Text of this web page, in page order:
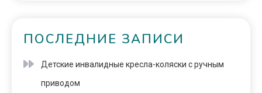
ПОСЛЕДНИЕ ЗАПИСИ
Детские инвалидные кресла-коляски с ручным
приводом